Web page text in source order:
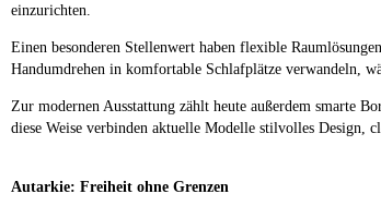
einzurichten.
Einen besonderen Stellenwert haben flexible
Handumdrehen in komfortable Schlafplätze verwandeln,
Zur modernen Ausstattung zählt heute außerdem smarte
diese Weise verbinden aktuelle Modelle stilvolles Design,
Autarkie: Freiheit ohne Grenzen